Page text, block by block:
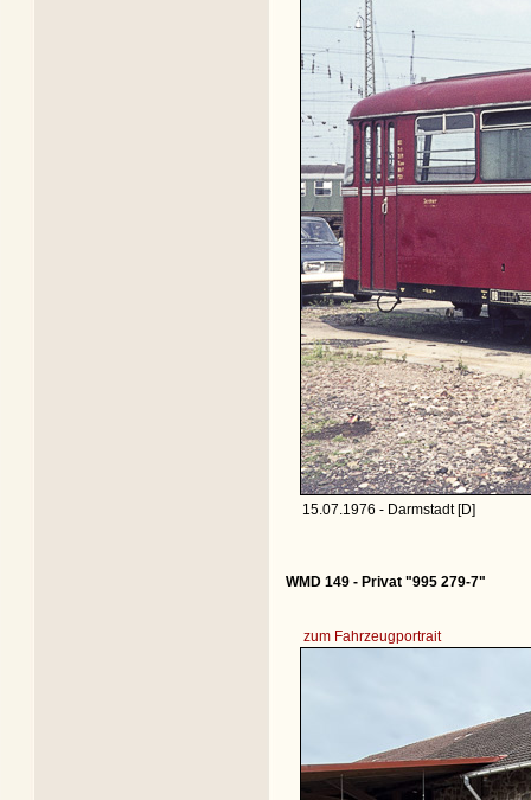
15.07.1976 - Darmstadt [D]
WMD 149 - Privat "995 279-7"
zum Fahrzeugportrait